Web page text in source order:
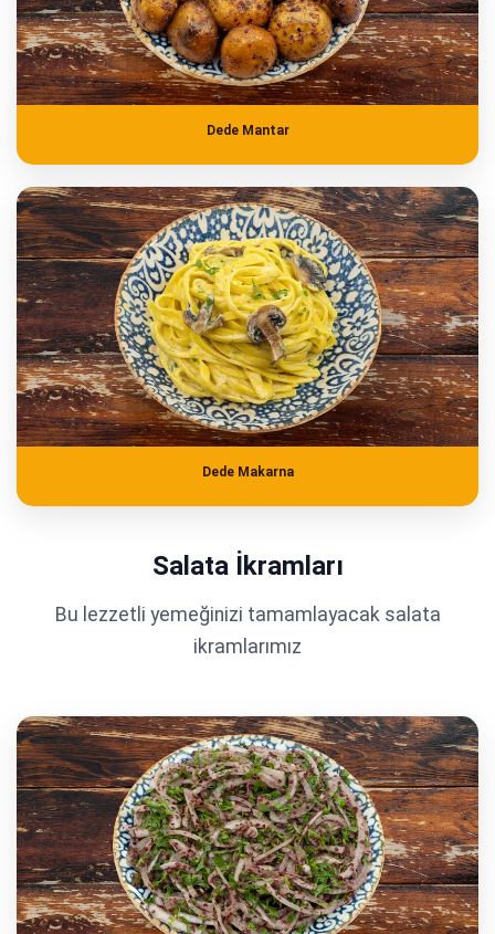
Dede Mantar
Dede Makarna
Salata İkramları
Bu lezzetli yemeğinizi tamamlayacak salata
ikramlarımız